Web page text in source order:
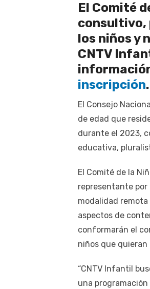
El Comité
los niños y
CNTV
inscripción.
El Consejo
de edad que
durante el 2023,
educativa,
El Comité de la
representante por
modalidad remota
aspectos de
conformarán el
niños que quieran
“CNTV Infantil
una